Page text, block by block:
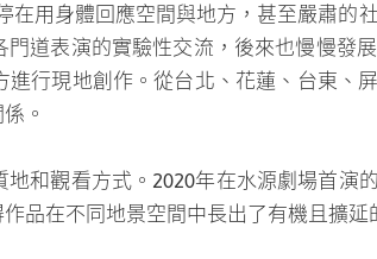
道表演的實驗性交流，後來也慢慢發
進行現地創作。從台北、花蓮、台東、
係。
品在不同地景空間中長出了有機且擴延